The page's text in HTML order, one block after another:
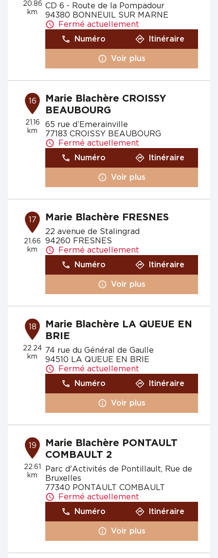
20.86
km
CD 6 - Route de la Pompadour
94380 BONNEUIL SUR MARNE
Fermé actuellement
Numéro
Itinéraire
Voir plus
16
21.16
km
Marie Blachère CROISSY
BEAUBOURG
65 rue d’Emerainville
77183 CROISSY BEAUBOURG
Fermé actuellement
Numéro
Itinéraire
Voir plus
17
21.66
km
Marie Blachère FRESNES
22 avenue de Stalingrad
94260 FRESNES
Fermé actuellement
Numéro
Itinéraire
Voir plus
18
22.24
km
Marie Blachère LA QUEUE EN
BRIE
74 rue du Général de Gaulle
94510 LA QUEUE EN BRIE
Fermé actuellement
Numéro
Itinéraire
Voir plus
19
22.61
km
Marie Blachère PONTAULT
COMBAULT 2
Parc d'Activités de Pontillault, Rue de
Bruxelles
77340 PONTAULT COMBAULT
Fermé actuellement
Numéro
Itinéraire
Voir plus